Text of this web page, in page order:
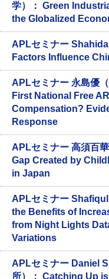
学）： Green
the Globalized
APLセミナー
Factors Influence
APLセミナー 永島優
First National Free
Compensation?
Response
APLセミナー 高須百
Gap Created by
in Japan
APLセミナー
the Benefits of
from Night Lights
Variations
APLセミナー Daniel
所）： Catching Up